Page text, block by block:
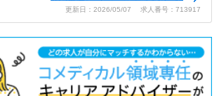
更新日：2026/05/07 求人番号：713917